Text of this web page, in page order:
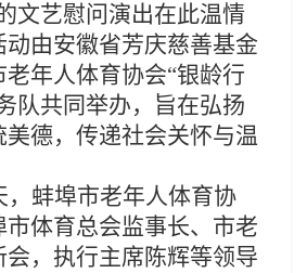
文艺慰问演出在此温情
动由安徽省芳庆慈善基金
年人体育协会“银龄行
队共同举办，旨在弘扬
美德，传递社会关怀与温
，蚌埠市老年人体育协
市体育总会监事长、市老
，执行主席陈辉等领导